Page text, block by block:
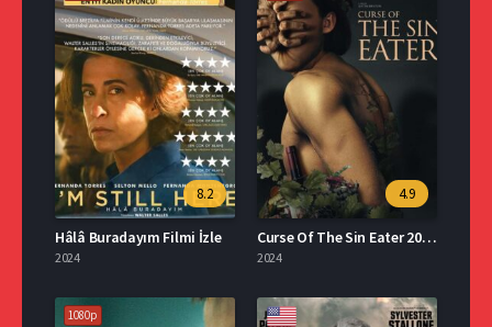
8.2
Hâlâ Buradayım Filmi İzle
2024
4.9
Curse Of The Sin Eater 2024 İzle
2024
1080p